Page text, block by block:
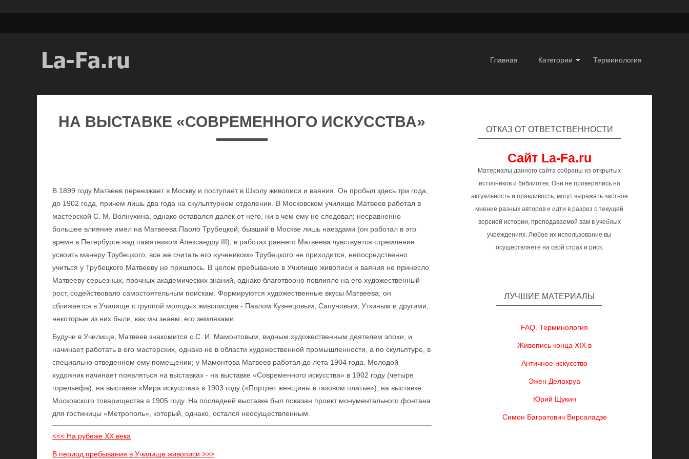
Главная Категории Терминология
НА ВЫСТАВКЕ «СОВРЕМЕННОГО ИСКУССТВА»
В 1899 году Матвеев переезжает в Москву и поступает в Школу живописи и ваяния. Он пробыл здесь три года,
до 1902 года, причем лишь два года на скульптурном отделении. В Московском училище Матвеев работал в
мастерской С. М. Волнухина, однако оставался далек от него, ни в чем ему не следовал; несравненно
большее влияние имел на Матвеева Паоло Трубецкой, бывший в Москве лишь наездами (он работал в это
время в Петербурге над памятником Александру III); в работах раннего Матвеева чувствуется стремление
усвоить манеру Трубецкого; все же считать его «учеником» Трубецкого не приходится, непосредственно
учиться у Трубецкого Матвееву не пришлось. В целом пребывание в Училище живописи и ваяния не принесло
Матвееву серьезных, прочных академических знаний, однако благотворно повлияло на его художественный
рост, содействовало самостоятельным поискам. Формируются художественные вкусы Матвеева; он
сближается в Училище с группой молодых живописцев - Павлом Кузнецовым, Сапуновым, Уткиным и другими;
некоторые из них были, как мы знаем, его земляками.
Будучи в Училище, Матвеев знакомится с С. И. Мамонтовым, видным художественным деятелем эпохи, и
начинает работать в его мастерских, однако не в области художественной промышленности, а по скульптуре, в
специально отведенном ему помещении; у Мамонтова Матвеев работал до лета 1904 года. Молодой
художник начинает появляться на выставках - на выставке «Современного искусства» в 1902 году (четыре
горельефа), на выставке «Мира искусства» в 1903 году («Портрет женщины в газовом платье»), на выставке
Московского товарищества в 1905 году. На последней выставке был показан проект монументального фонтана
для гостиницы «Метрополь», который, однако, остался неосуществленным.
<<< На рубеже XX века
В период пребывания в Училище живописи >>>
ОТКАЗ ОТ ОТВЕТСТВЕННОСТИ
Сайт La-Fa.ru
Материалы данного сайта собраны из открытых
источников и библиотек. Они не проверялись на
актуальность и правдивость, могут выражать частное
мнение разных авторов и идти в разрез с текущей
версией истории, преподаваемой вам в учебных
учреждениях. Любое их использование вы
осуществляете на свой страх и риск.
ЛУЧШИЕ МАТЕРИАЛЫ
FAQ. Терминология
Живопись конца XIX в
Античное искусство
Эжен Делакруа
Юрий Щукин
Симон Багратович Вирсаладзе